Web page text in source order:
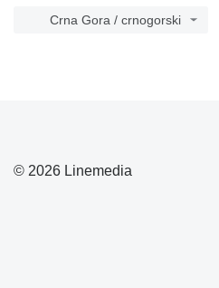
Crna Gora / crnogorski
© 2026 Linemedia